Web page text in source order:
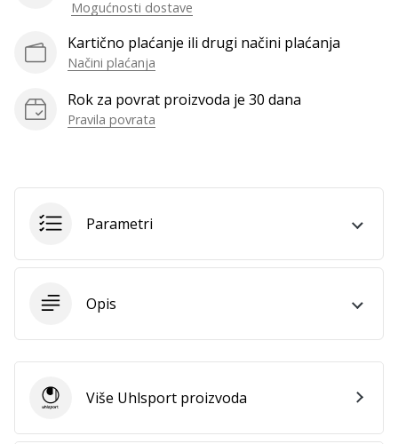
ambasador.
sve
članke
Mogućnosti dostave
Kartično plaćanje ili drugi načini plaćanja
Načini plaćanja
Rok za povrat proizvoda je 30 dana
Pravila povrata
Parametri
Opis
UhlsportViše Uhlsport proizvoda